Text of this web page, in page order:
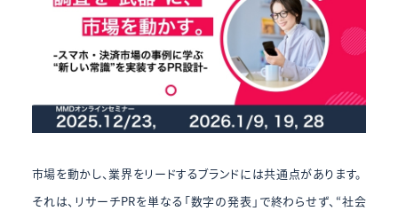
市場を動かし、業界をリードするブランドには共通点があります。
それは、リサーチPRを単なる「数字の発表」で終わらせず、“社会